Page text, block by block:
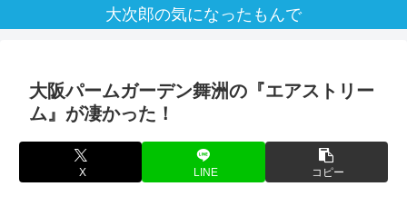
大次郎の気になったもんで
大阪パームガーデン舞洲の『エアストリー
ム』が凄かった！
X LINE コピー